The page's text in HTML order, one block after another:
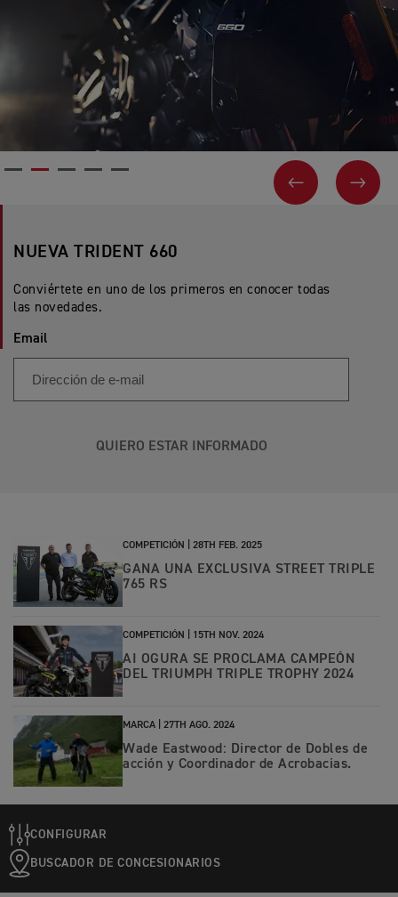
ANTERIOR
NUEVA TRIDENT 660
Conviértete en uno de los primeros en conocer todas
las novedades.
Email
QUIERO ESTAR INFORMADO
COMPETICIÓN | 28TH FEB. 2025
GANA UNA EXCLUSIVA STREET TRIPLE
765 RS
COMPETICIÓN | 15TH NOV. 2024
AI OGURA SE PROCLAMA CAMPEÓN
DEL TRIUMPH TRIPLE TROPHY 2024
MARCA | 27TH AGO. 2024
Wade Eastwood: Director de Dobles de
acción y Coordinador de Acrobacias.
CONFIGURAR
BUSCADOR DE CONCESIONARIOS